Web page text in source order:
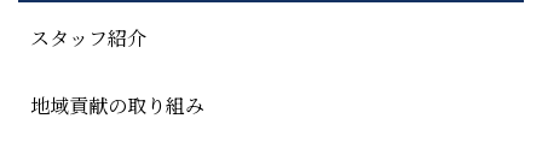
スタッフ紹介
地域貢献の取り組み